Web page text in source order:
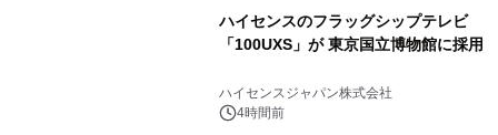
ハイセンスのフラッグシップテレビ
「100UXS」が 東京国立博物館に採用
ハイセンスジャパン株式会社
4時間前